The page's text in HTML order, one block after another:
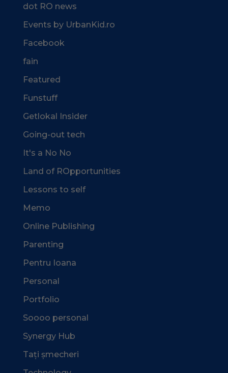
dot RO news
Events by UrbanKid.ro
Facebook
fain
Featured
Funstuff
Getlokal Insider
Going-out tech
It's a No No
Land of ROpportunities
Lessons to self
Memo
Online Publishing
Parenting
Pentru Ioana
Personal
Portfolio
Soooo personal
Synergy Hub
Tați șmecheri